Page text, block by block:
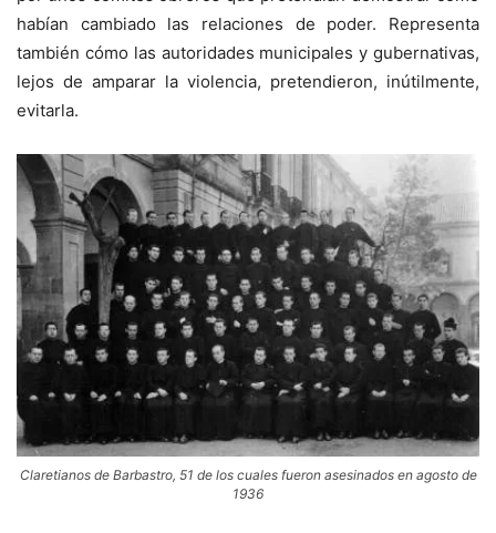
habían cambiado las relaciones de poder. Representa
también cómo las autoridades municipales y gubernativas,
lejos de amparar la violencia, pretendieron, inútilmente,
evitarla.
Claretianos de Barbastro, 51 de los cuales fueron asesinados en agosto de
1936